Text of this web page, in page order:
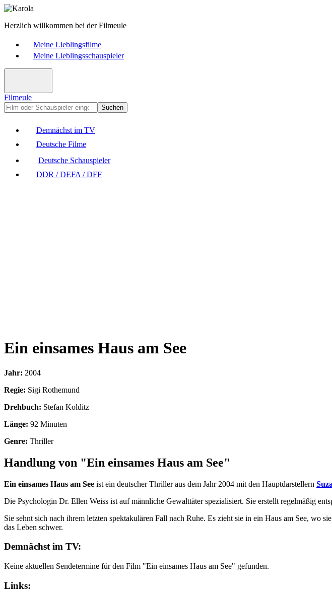
Herzlich willkommen bei der Filmeule
Meine Lieblingsfilme
Meine Lieblingsschauspieler
Filmeule
Suchen
Demnächst im TV
Deutsche Filme
Deutsche Schauspieler
DDR / DEFA / DFF
Ein einsames Haus am See
Jahr: 2004
Regie: Sigi Rothemund
Drehbuch: Stefan Kolditz
Länge: 92 Minuten
Genre: Thriller
Handlung von "Ein einsames Haus am See"
Ein einsames Haus am See ist ein deutscher Thriller aus dem Jahr 2004 mit den Hauptdarstellern
Die Psychologin Dr. Ellen Weiss ist auf männliche Gewalttäter spezialisiert. Sie erstellt regelmäßig
Sie sehnt sich nach ihrem letzten spektakulären Fall nach Ruhe. Es zieht sie in ein Haus am See,
das Leben schwer.
Demnächst im TV:
Keine aktuellen Sendetermine für den Film "Ein einsames Haus am See" gefunden.
Links: